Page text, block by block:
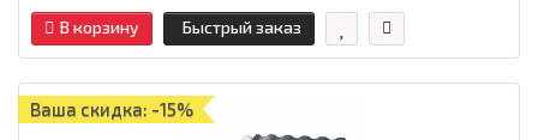
В корзину Быстрый заказ
Ваша скидка: -15%